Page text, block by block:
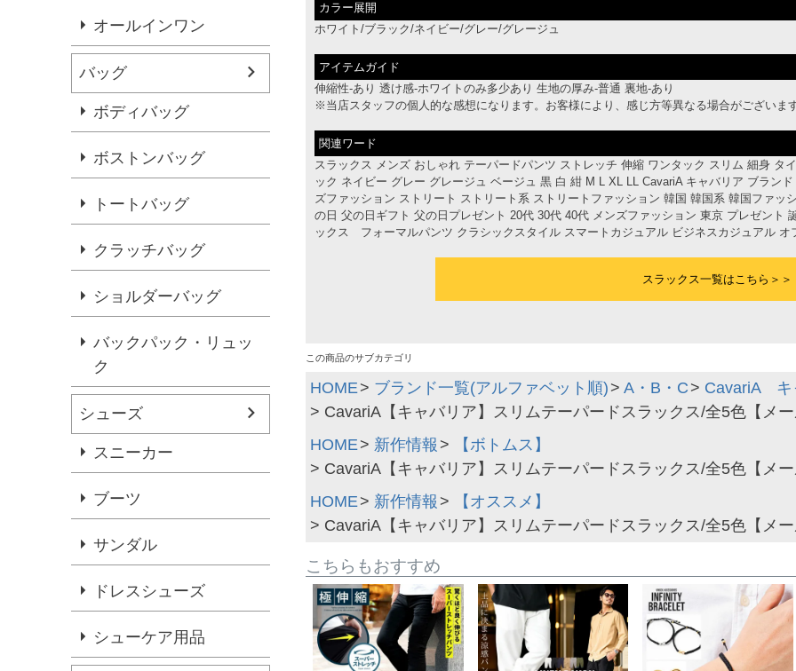
オールインワン
バッグ
ボディバッグ
ボストンバッグ
トートバッグ
クラッチバッグ
ショルダーバッグ
バックパック・リュッ
ク
シューズ
スニーカー
ブーツ
サンダル
ドレスシューズ
シューケア用品
カラー展開
ホワイト/ブラック/ネイビー/グレー/グレージュ
アイテムガイド
伸縮性-あり 透け感-ホワイトのみ多少あり 生地の厚み-普通 裏地-あり
※当店スタッフの個人的な感想になります。お客様により、感じ方等異なる場合がございま
関連ワード
スラックス メンズ おしゃれ テーパードパンツ ストレッチ 伸縮 ワンタック スリム 細身 タ
ック ネイビー グレー グレージュ ベージュ 黒 白 紺 M L XL LL CavariA キャバリア ブラン
ズファッション ストリート ストリート系 ストリートファッション 韓国 韓国系 韓国ファ
の日 父の日ギフト 父の日プレゼント 20代 30代 40代 メンズファッション 東京 プレゼント
ックス フォーマルパンツ クラシックスタイル スマートカジュアル ビジネスカジュアル オ
スラックス一覧はこちら＞＞
この商品のサブカテゴリ
HOME ブランド一覧(アルファベット順) A・B・C
CavariA キ
CavariA【キャバリア】スリムテーパードスラックス/全5色【メ
HOME
新作情報
【ボトムス】
CavariA【キャバリア】スリムテーパードスラックス/全5色【メ
HOME
新作情報
【オススメ】
CavariA【キャバリア】スリムテーパードスラックス/全5色【メ
こちらもおすすめ